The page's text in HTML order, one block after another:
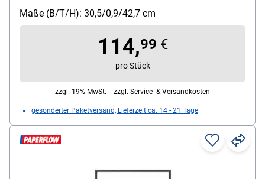
Hochlösung
Maße (B/T/H): 30,5/0,9/42,7 cm
114,99 €
pro Stück
zzgl. 19% MwSt. | zzgl. Service- & Versandkosten
gesonderter Paketversand, Lieferzeit ca. 14 - 21 Tage